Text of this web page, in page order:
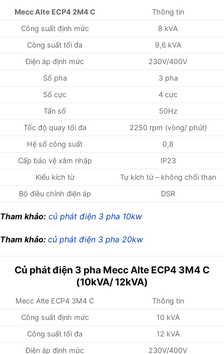
Mecc Alte ECP4 2M4 C
Thông tin
Công suất định mức
8 kVA
Công suất tối đa
9,6 kVA
Điện áp định mức
230V/400V
Số pha
3 pha
Số cực
4 cực
Tấn số
50Hz
Tốc độ quay tối đa
2250 rpm (vòng/ phút)
Hệ số công suất
0,8
Cấp bảo vệ xâm nhập
IP23
Kiểu kích từ
Tự kích từ – không chổi than
Bộ điều chỉnh điện áp
DSR
Tham khảo: củ phát điện 3 pha 10kw
Tham khảo: củ phát điện 3 pha 20kw
Củ phát điện 3 pha Mecc Alte ECP4 3M4 C
(10kVA/ 12kVA)
Mecc Alte ECP4 3M4 C
Thông tin
Công suất định mức
10 kVA
Công suất tối đa
12 kVA
Điện áp định mức
230V/400V